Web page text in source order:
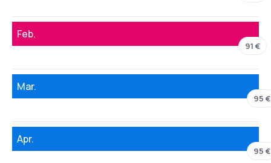
Feb.
91 €
Mar.
95 €
Apr.
95 €